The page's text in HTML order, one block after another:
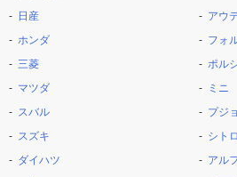
日産
ホンダ
三菱
マツダ
スバル
スズキ
ダイハツ
アウ
フォ
ポル
ミニ
プジ
シト
アル